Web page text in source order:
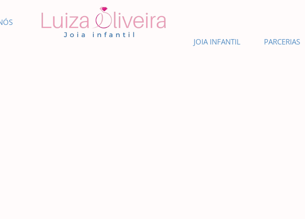
JOIA INFANTIL
PARCERIAS